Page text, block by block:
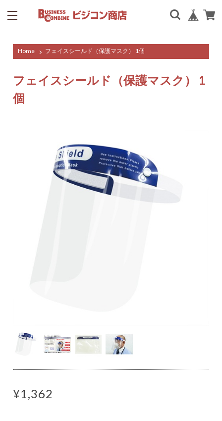
Home フェイスシールド（保護マスク） 1個
フェイスシールド（保護マスク） 1
個
¥1,362